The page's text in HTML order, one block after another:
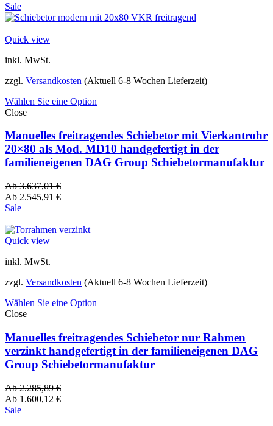
Sale
Quick view
inkl. MwSt.
zzgl. Versandkosten (Aktuell 6-8 Wochen Lieferzeit)
Wählen Sie eine Option
Close
Manuelles freitragendes Schiebetor mit Vierkantrohr
20×80 als Mod. MD10 handgefertigt in der
familieneigenen DAG Group Schiebetormanufaktur
Ab3.637,01€
Ab 2.545,91 €
Sale
Quick view
inkl. MwSt.
zzgl. Versandkosten (Aktuell 6-8 Wochen Lieferzeit)
Wählen Sie eine Option
Close
Manuelles freitragendes Schiebetor nur Rahmen
verzinkt handgefertigt in der familieneigenen DAG
Group Schiebetormanufaktur
Ab2.285,89€
Ab 1.600,12 €
Sale